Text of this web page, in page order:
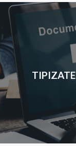
TIPIZATE